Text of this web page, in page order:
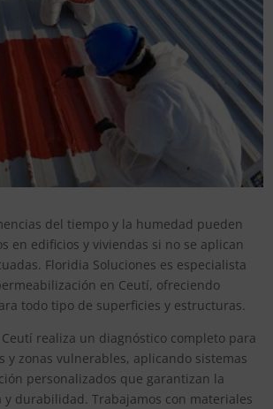
del tiempo y la humedad pueden
en edificios y viviendas si no se aplican
Floridia Soluciones es especialista
en Ceutí, ofreciendo
todo tipo de superficies y estructuras.
realiza un diagnóstico completo para
y zonas vulnerables, aplicando sistemas
personalizados que garantizan la
y durabilidad. Trabajamos con materiales